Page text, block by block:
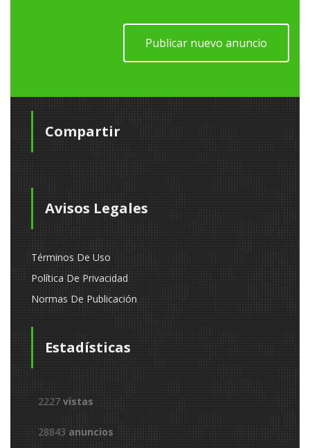
Publicar nuevo anuncio
Compartir
Avisos Legales
Términos De Uso
Política De Privacidad
Normas De Publicación
Estadísticas
2227 vistas
28843 anuncios